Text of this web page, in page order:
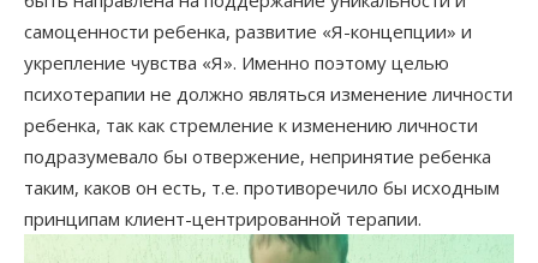
самоценности ребенка, развитие «Я-концепции» и
укрепление чувства «Я». Именно поэтому целью
психотерапии не должно являться изменение личности
ребенка, так как стремление к изменению личности
подразумевало бы отвержение, непринятие ребенка
таким, каков он есть, т.е. противоречило бы исходным
принципам клиент-центрированной терапии.